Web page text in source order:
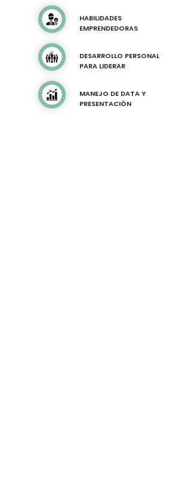
HABILIDADES
EMPRENDEDORAS
DESARROLLO PERSONAL
PARA LIDERAR
MANEJO DE DATA Y
PRESENTACIÓN